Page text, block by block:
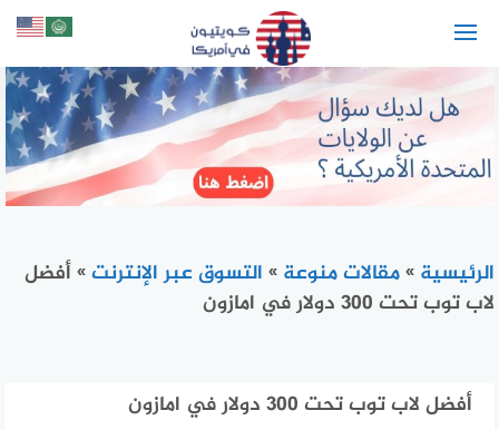
الرئيسية »مقالات منوعة » التسوق عبر الإنترنت»أفضل
لاب توب تحت 300 دولار في امازون
أفضل لاب توب تحت 300 دولار في امازون